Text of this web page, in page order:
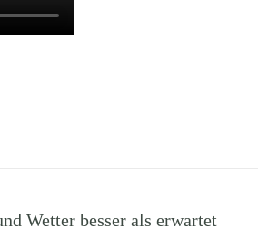
Wetter besser als erwartet